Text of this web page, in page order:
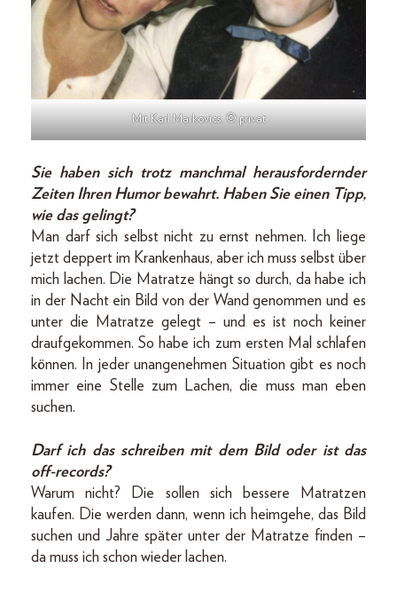
Mit Karl Markovics. © privat
Sie haben sich trotz manchmal herausfordernder
Zeiten Ihren Humor bewahrt. Haben Sie einen Tipp,
wie das gelingt?
Man darf sich selbst nicht zu ernst nehmen. Ich liege
jetzt deppert im Krankenhaus, aber ich muss selbst über
mich lachen. Die Matratze hängt so durch, da habe ich
in der Nacht ein Bild von der Wand genommen und es
unter die Matratze gelegt – und es ist noch keiner
draufgekommen. So habe ich zum ersten Mal schlafen
können. In jeder unangenehmen Situation gibt es noch
immer eine Stelle zum Lachen, die muss man eben
suchen.
Darf ich das schreiben mit dem Bild oder ist das
off-records?
Warum nicht? Die sollen sich bessere Matratzen
kaufen. Die werden dann, wenn ich heimgehe, das Bild
suchen und Jahre später unter der Matratze finden –
da muss ich schon wieder lachen.